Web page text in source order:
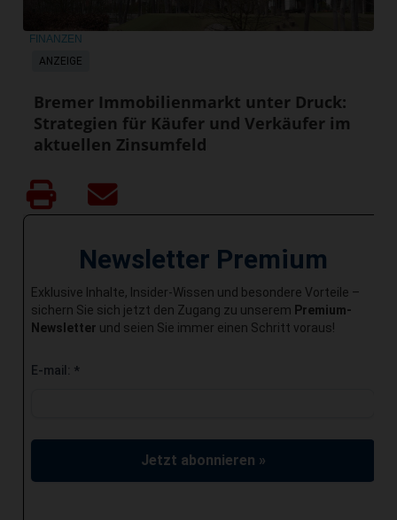
ANZEIGE
FINANZEN
Bremer Immobilienmarkt unter Druck:
Strategien für Käufer und Verkäufer im
aktuellen Zinsumfeld
Newsletter Premium
Exklusive Inhalte, Insider-Wissen und besondere Vorteile –
sichern Sie sich jetzt den Zugang zu unserem Premium-
Newsletter und seien Sie immer einen Schritt voraus!
E-mail: *
Jetzt abonnieren »